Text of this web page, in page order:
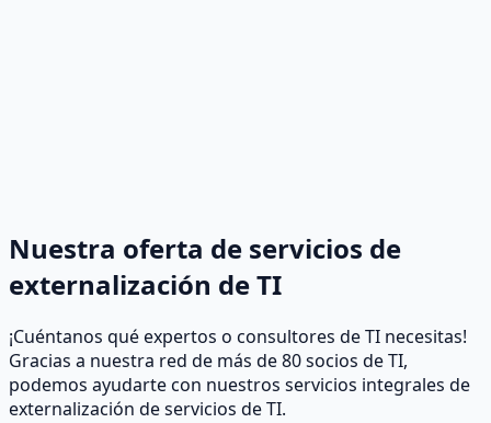
Nuestra oferta de servicios de
externalización de TI
¡Cuéntanos qué expertos o consultores de TI necesitas!
Gracias a nuestra red de más de 80 socios de TI,
podemos ayudarte con nuestros servicios integrales de
externalización de servicios de TI.